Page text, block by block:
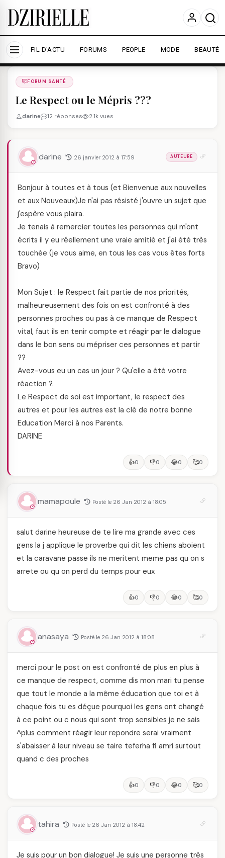
Nous utilisons des cookies pour améliorer votre
expérience et mesurer l'audience.
En savoir plus
Accepter tout Personnaliser
FIL D'ACTU FORUMS PEOPLE MODE BEAUTÉ
Forums
FORUM SANTÉ
Le Respect ou le Mépris ???
darine 12 réponses 2.1k vues
darine 26 janvier 2012 à 17:59 AUTEURE
Bonjour à toutes et à tous (et Bienvenue aux nouvelles
et aux Nouveaux)Je n'ai pas résisté j'ouvre un sujet que
j'espère vous plaira.
Je tenais à remercier toutes les personnes qui m'ont
écrits il y eu réellement une vraie amitié et j'ai été très
touchée (je vous aime, en tous les cas vous êtes forts
Bravo)
Mon Sujet : le Respect fait partie de nos priorités,
malheureusement des fois on est confronté à des
personnes proches ou pas à ce manque de Respect
vital, faut ils en tenir compte et réagir par le dialogue
dans le bon sens ou mépriser ces personnes et partir
??
Avez-vous eu un cas un jour ? Qu'elle a été votre
réaction ?.
Le Respect de soi est important, le respect des
autres et pour les autres est la clé de notre bonne
Education Merci à nos Parents.
DARINE
👍0 👎0 😂0 🥰0
mamapoule Posté le 26 Jan 2012 à 18:05
salut darine heureuse de te lire ma grande avec ces
gens la j applique le proverbe qui dit les chiens aboient
et la caravane passe ils ne meritent meme pas qu on s
arrete ou qu on perd du temps pour eux
👍0 👎0 😂0 🥰0
anasaya Posté le 26 Jan 2012 à 18:08
merci pour le post on est confronté de plus en plus à
ce manque de respect, comme dis mon mari tu pense
que tout le monde a la même éducation que toi et à
chaque fois tu es déçue pourquoi les gens ont changé
à ce point ou c nous qui sont trop sensibles je ne sais
^plus comment réagir leur repondre serai vraiment
s'abaisser à leur niveau se taire teferha fi amri surtout
quand c des proches
👍0 👎0 😂0 🥰0
tahira Posté le 26 Jan 2012 à 18:42
Je suis pour un bon dialogue! Je suis une personne très